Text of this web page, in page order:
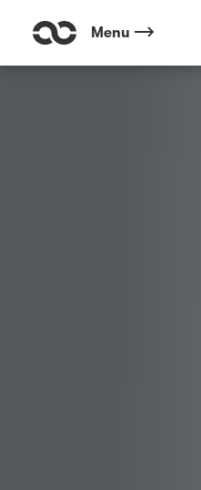
Menu
Outdoor Fitness direkt um die